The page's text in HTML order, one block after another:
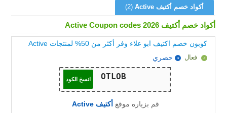
أكواد خصم أكتيف Active (2)
أكواد خصم أكتيف Active Coupon codes 2026
كوبون خصم اكتيف ابو علاء وفر أكثر من 50% لمنتجات Active
فعال حصري
انسخ الكود
قم بزياره موقع أكتيف Active